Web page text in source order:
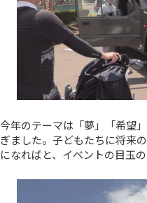
今年のテーマは「夢」「希望
ぎました。子どもたちに将来
になればと、イベントの目玉